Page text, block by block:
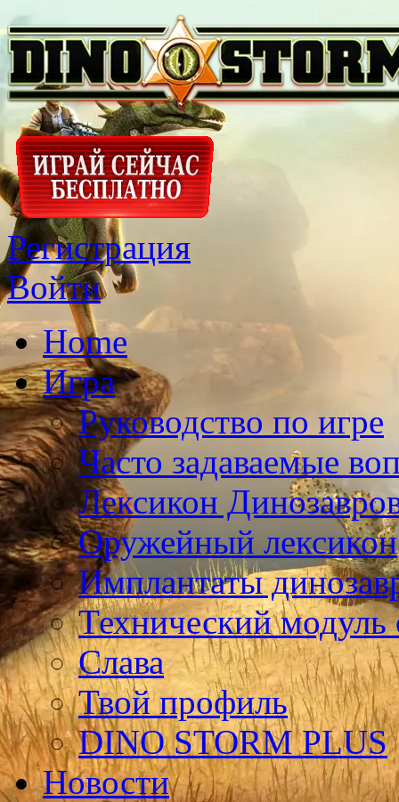
Регистрация
Войти
Home
Игра
Руководство по игре
Часто задаваемые
Лексикон
Оружейный лексикон
Имплантаты
Технический
Слава
Твой профиль
DINO STORM PLUS
Новости